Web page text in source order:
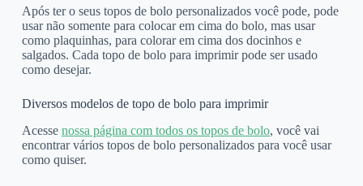
Após ter o seus topos de bolo personalizados você pode, pode
usar não somente para colocar em cima do bolo, mas usar
como plaquinhas, para colorar em cima dos docinhos e
salgados. Cada topo de bolo para imprimir pode ser usado
como desejar.
Diversos modelos de topo de bolo para imprimir
Acesse nossa página com todos os topos de bolo, você vai
encontrar vários topos de bolo personalizados para você usar
como quiser.